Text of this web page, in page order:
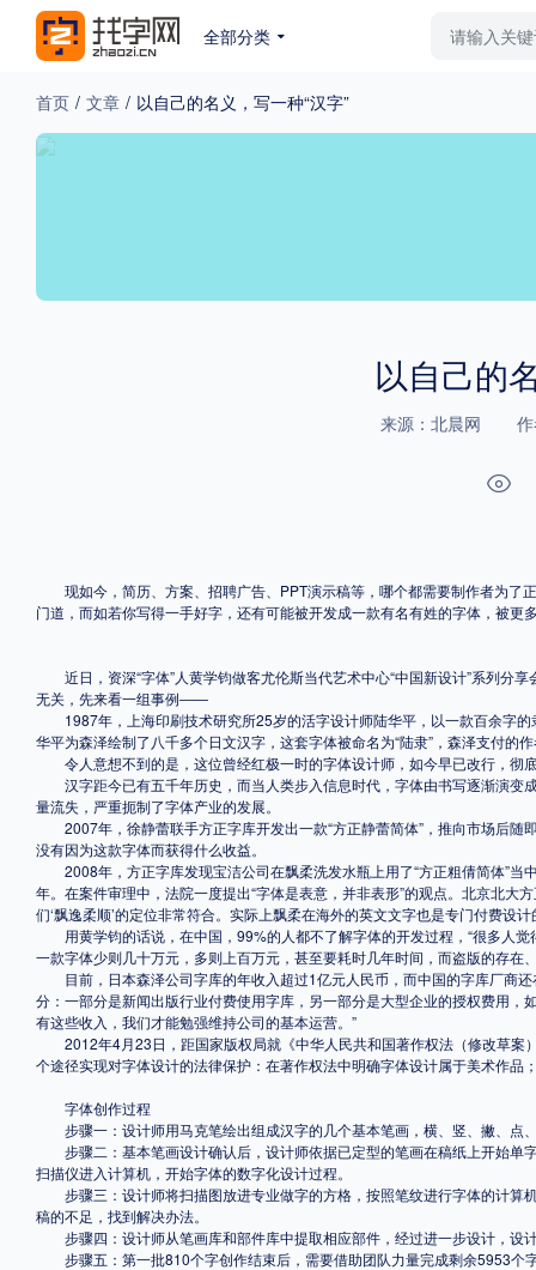
全部分类
最新字体
外观
格式
地区
中国大陆 中国港澳台 更多
POP字体下载 字库打包下载 海报素材下载
字体新闻 字体文章 字体程序 字体人物 字体网站
首页 / 文章 / 以自己的名义，写一种“汉字”
以自己的
来源：北晨网
现如今，简历、方案、招聘广告、PPT演示稿等，哪个都需要制作者为了
门道，而如若你写得一手好字，还有可能被开发成一款有名有姓的字体，被更
近日，资深“字体”人黄学钧做客尤伦斯当代艺术中心“中国新设计”系列分
无关，先来看一组事例――
1987年，上海印刷技术研究所25岁的活字设计师陆华平，以一款百余字的
华平为森泽绘制了八千多个日文汉字，这套字体被命名为“陆隶”，森泽支付的
令人意想不到的是，这位曾经红极一时的字体设计师，如今早已改行，彻
汉字距今已有五千年历史，而当人类步入信息时代，字体由书写逐渐演变
量流失，严重扼制了字体产业的发展。
2007年，徐静蕾联手方正字库开发出一款“方正静蕾简体”，推向市场后随
没有因为这款字体而获得什么收益。
2008年，方正字库发现宝洁公司在飘柔洗发水瓶上用了“方正粗倩简体”当
年。在案件审理中，法院一度提出“字体是表意，并非表形”的观点。北京北大
们‘飘逸柔顺’的定位非常符合。实际上飘柔在海外的英文文字也是专门付费设
用黄学钧的话说，在中国，99%的人都不了解字体的开发过程，“很多人觉
一款字体少则几十万元，多则上百万元，甚至要耗时几年时间，而盗版的存在
目前，日本森泽公司字库的年收入超过1亿元人民币，而中国的字库厂商
分：一部分是新闻出版行业付费使用字库，另一部分是大型企业的授权费用
有这些收入，我们才能勉强维持公司的基本运营。”
2012年4月23日，距国家版权局就《中华人民共和国著作权法（修改草案
个途径实现对字体设计的法律保护：在著作权法中明确字体设计属于美术作品
字体创作过程
步骤一：设计师用马克笔绘出组成汉字的几个基本笔画，横、竖、撇、点
步骤二：基本笔画设计确认后，设计师依据已定型的笔画在稿纸上开始单
扫描仪进入计算机，开始字体的数字化设计过程。
步骤三：设计师将扫描图放进专业做字的方格，按照笔纹进行字体的计算
稿的不足，找到解决办法。
步骤四：设计师从笔画库和部件库中提取相应部件，经过进一步设计，设
步骤五：第一批810个字创作结束后，需要借助团队力量完成剩余5953个